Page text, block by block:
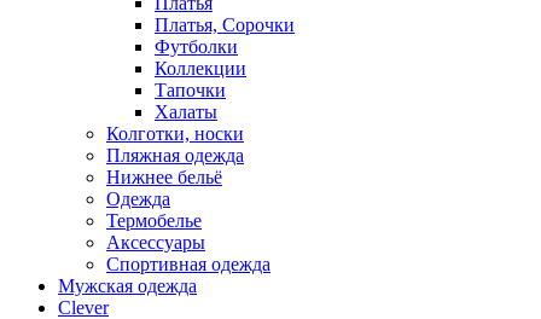
Платья, Сорочки
Футболки
Коллекции
Тапочки
Халаты
Колготки, носки
Пляжная одежда
Нижнее бельё
Одежда
Термобелье
Аксессуары
Спортивная одежда
Мужская одежда
Clever